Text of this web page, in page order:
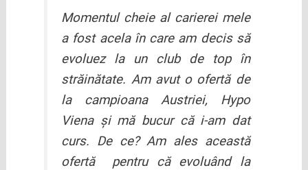
Momentul cheie al carierei mele
a fost acela în care am decis să
evoluez la un club de top în
străinătate. Am avut o ofertă de
la campioana Austriei, Hypo
Viena şi mă bucur că i-am dat
curs. De ce? Am ales această
ofertă pentru că evoluând la